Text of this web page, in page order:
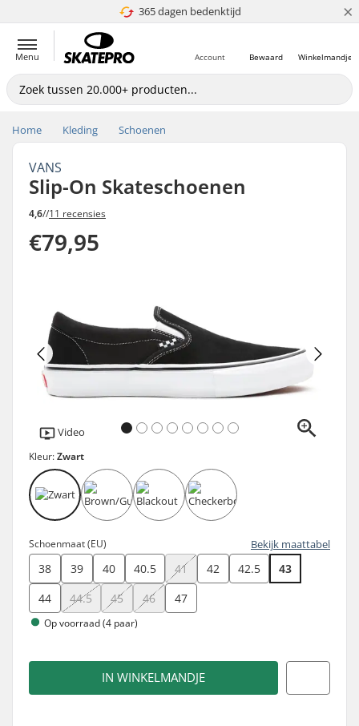
365 dagen bedenktijd
4.8 van 5 ×
Menu Winkelmandje
Bewaard
Account
Home Kleding Schoenen
VANS
Slip-On Skateschoenen
4,6//11 recensies
€79,95
Video
Kleur:Zwart
Schoenmaat (EU) Bekijk maattabel
38 39 40 40.5 41 42 42.5
43
44
44.5 45 46 47
Op voorraad (4 paar)
IN WINKELMANDJE